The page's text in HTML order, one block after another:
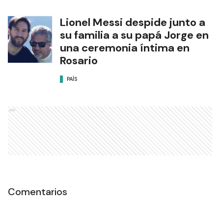
Lionel Messi despide junto a
su familia a su papá Jorge en
una ceremonia íntima en
Rosario
PAÍS
Ads
Comentarios